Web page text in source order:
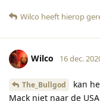
Wilco heeft hierop
Wilco 16 dec.
The_Bullgod
kan
Mack niet naar de